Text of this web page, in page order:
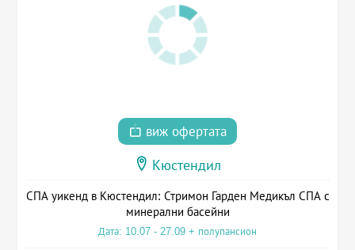
виж офертата
Кюстендил
СПА уикенд в Кюстендил: Стримон Гарден Медикъл СПА с
минерални басейни
Дата: 10.07 - 27.09 + полупансион